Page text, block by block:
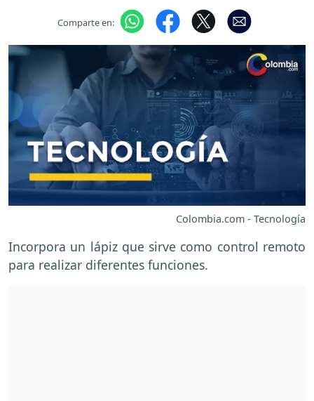
Comparte en:
Colombia.com - Tecnología
Incorpora un lápiz que sirve como control remoto
para realizar diferentes funciones.